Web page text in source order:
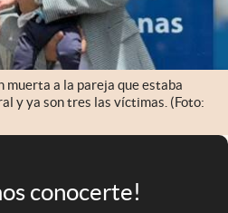
muerta a la pareja que estaba
y ya son tres las víctimas. (Foto:
conocerte!